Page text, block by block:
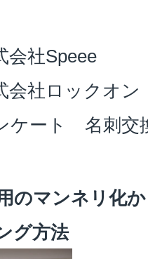
会社Speee
会社ロックオン
ケート 名刺交
のマンネリ化か
グ方法